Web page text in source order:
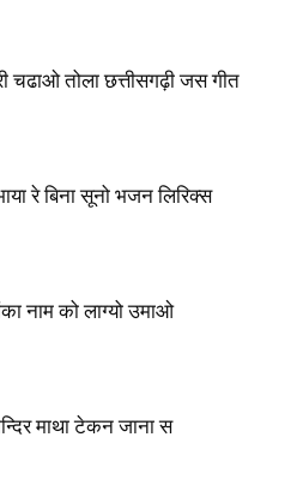
चढाओ तोला छत्तीसगढ़ी जस गीत
रे बिना सूनो भजन लिरिक्स
नाम को लाग्यो उमाओ
माथा टेकन जाना स